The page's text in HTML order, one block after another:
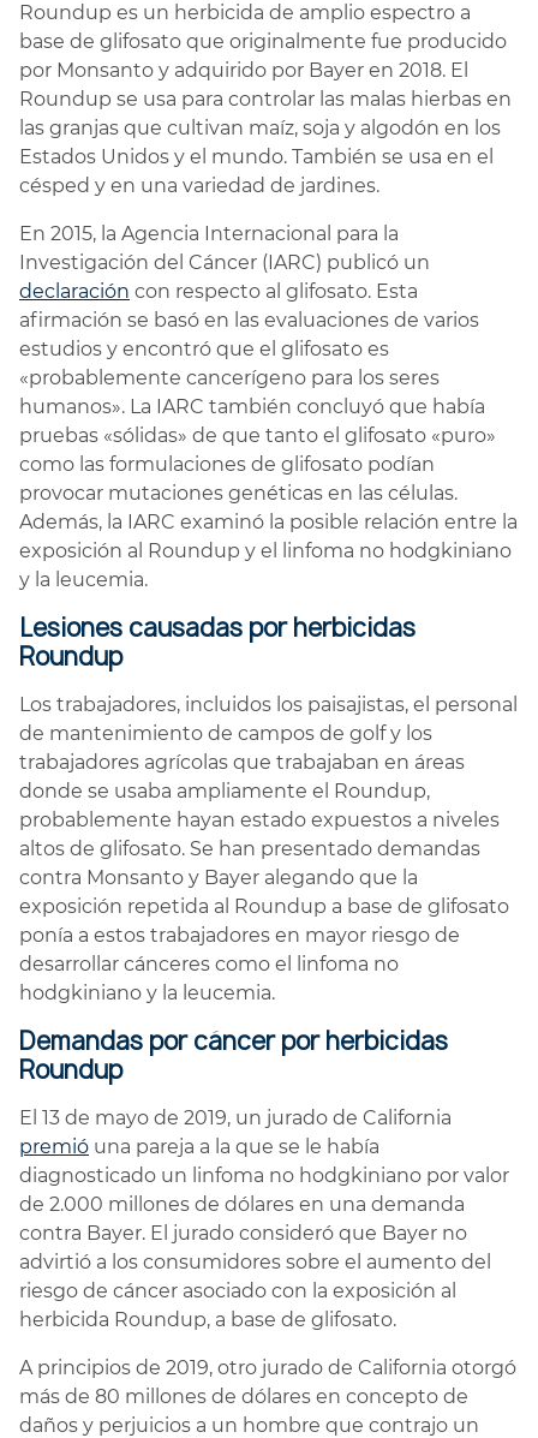
Roundup es un herbicida de amplio espectro a
base de glifosato que originalmente fue producido
por Monsanto y adquirido por Bayer en 2018. El
Roundup se usa para controlar las malas hierbas en
las granjas que cultivan maíz, soja y algodón en los
Estados Unidos y el mundo. También se usa en el
césped y en una variedad de jardines.
En 2015, la Agencia Internacional para la
Investigación del Cáncer (IARC) publicó un
declaración con respecto al glifosato. Esta
afirmación se basó en las evaluaciones de varios
estudios y encontró que el glifosato es
«probablemente cancerígeno para los seres
humanos». La IARC también concluyó que había
pruebas «sólidas» de que tanto el glifosato «puro»
como las formulaciones de glifosato podían
provocar mutaciones genéticas en las células.
Además, la IARC examinó la posible relación entre la
exposición al Roundup y el linfoma no hodgkiniano
y la leucemia.
Lesiones causadas por herbicidas
Roundup
Los trabajadores, incluidos los paisajistas, el personal
de mantenimiento de campos de golf y los
trabajadores agrícolas que trabajaban en áreas
donde se usaba ampliamente el Roundup,
probablemente hayan estado expuestos a niveles
altos de glifosato. Se han presentado demandas
contra Monsanto y Bayer alegando que la
exposición repetida al Roundup a base de glifosato
ponía a estos trabajadores en mayor riesgo de
desarrollar cánceres como el linfoma no
hodgkiniano y la leucemia.
Demandas por cáncer por herbicidas
Roundup
El 13 de mayo de 2019, un jurado de California
premió una pareja a la que se le había
diagnosticado un linfoma no hodgkiniano por valor
de 2.000 millones de dólares en una demanda
contra Bayer. El jurado consideró que Bayer no
advirtió a los consumidores sobre el aumento del
riesgo de cáncer asociado con la exposición al
herbicida Roundup, a base de glifosato.
A principios de 2019, otro jurado de California otorgó
más de 80 millones de dólares en concepto de
daños y perjuicios a un hombre que contrajo un